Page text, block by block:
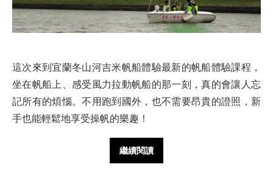
這次來到宜蘭冬山河吉米帆船體驗最新的帆船體驗課程，
坐在帆船上、感受風力拉動帆船的那一刻，真的會讓人忘
記所有的煩惱。不用跑到國外，也不需要昂貴的證照，新
手也能輕鬆地享受操帆的樂趣！
繼續閱讀